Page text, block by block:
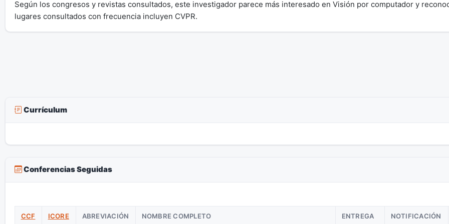
Según los congresos y revistas consultados, este investigador parece más interesado en Visión por computador y
lugares consultados con frecuencia incluyen CVPR.
Currículum
Conferencias Seguidas
CCF ICORE ABREVIACIÓN NOMBRE COMPLETO ENTREGA NOTIFICACIÓN